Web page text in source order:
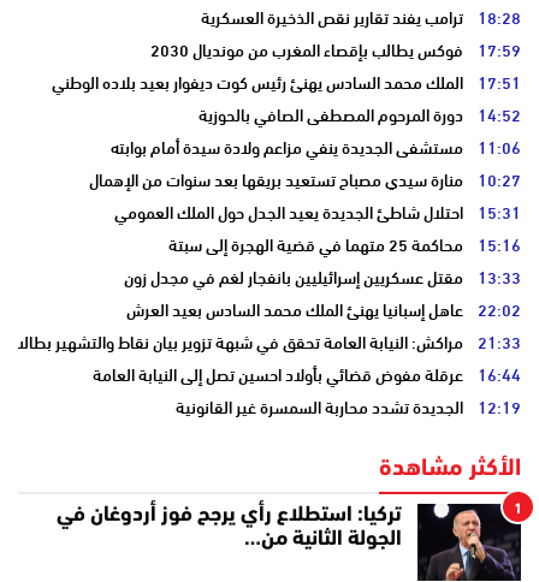
18:28 ترامب يفند تقارير نقص الذخيرة العسكرية
17:59 فوكس يطالب بإقصاء المغرب من مونديال 2030
17:51 الملك محمد السادس يهنئ رئيس كوت ديفوار بعيد بلاده الوطني
14:52 دورة المرحوم المصطفى الصافي بالحوزية
11:06 مستشفى الجديدة ينفي مزاعم ولادة سيدة أمام بوابته
10:27 منارة سيدي مصباح تستعيد بريقها بعد سنوات من الإهمال
15:31 احتلال شاطئ الجديدة يعيد الجدل حول الملك العمومي
15:16 محاكمة 25 متهما في قضية الهجرة إلى سبتة
13:33 مقتل عسكريين إسرائيليين بانفجار لغم في مجدل زون
22:02 عاهل إسبانيا يهنئ الملك محمد السادس بعيد العرش
21:33 مراكش: النيابة العامة تحقق في شبهة تزوير بيان نقاط والتشهير بطالب
16:44 عرقلة مفوض قضائي بأولاد احسين تصل إلى النيابة العامة
12:19 الجديدة تشدد محاربة السمسرة غير القانونية
الأكثر مشاهدة
1
تركيا: استطلاع رأي يرجح فوز أردوغان في
الجولة الثانية من…